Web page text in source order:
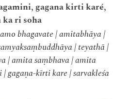
gagana kirti karé,
ka ri soha
bhagavate | amitabhāya |
| teyathā |
| amita saṃbhava | amita
gagaṇa-kīrti kare | sarvakleśa